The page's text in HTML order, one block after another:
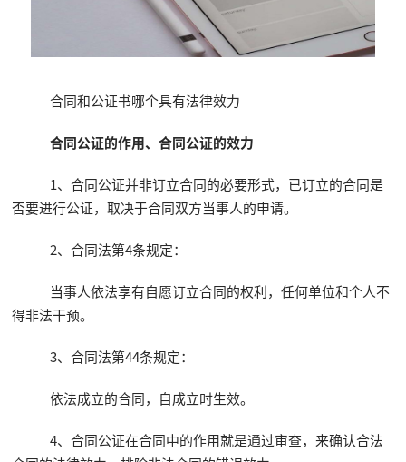
合同和公证书哪个具有法律效力
合同公证的作用、合同公证的效力
1、合同公证并非订立合同的必要形式，已订立的合同是
否要进行公证，取决于合同双方当事人的申请。
2、合同法第4条规定：
当事人依法享有自愿订立合同的权利，任何单位和个人不
得非法干预。
3、合同法第44条规定：
依法成立的合同，自成立时生效。
4、合同公证在合同中的作用就是通过审查，来确认合法